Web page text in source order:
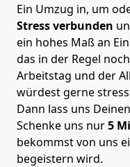
Ein Umzug in, um
Stress verbunden
ein hohes Maß an
das in der Regel
Arbeitstag und der
würdest gerne
Dann lass uns
Schenke uns nur5
bekommst von uns
begeistern wird.